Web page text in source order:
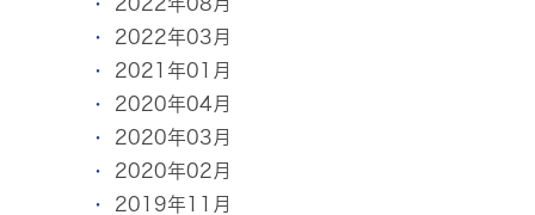
2022年03月
2021年01月
2020年04月
2020年03月
2020年02月
2019年11月